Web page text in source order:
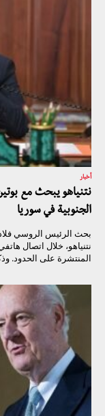
أخبار
نتنياهو يبحث مع
الجنوبية في سوريا
بحث الرئيس الروسي
نتنياهو، خلال اتصال
المنتشرة على الحدود.